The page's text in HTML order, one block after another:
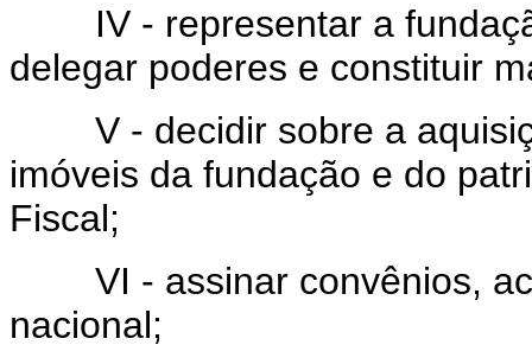
IV - representar a
delegar poderes e constituir
V - decidir sobre a
imóveis da fundação e do
Fiscal;
VI - assinar convênios,
nacional;